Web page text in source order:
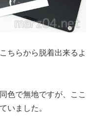
ちらから脱着出来るよ
色で無地ですが、ここ
いました。